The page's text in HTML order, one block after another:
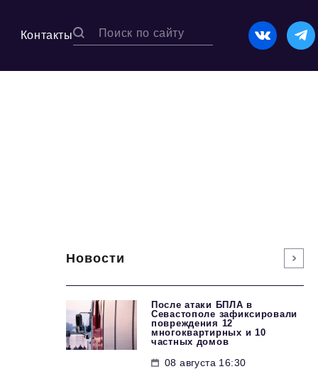
Контакты
Новости
После атаки БПЛА в
Севастополе зафиксировали
повреждения 12
многоквартирных и 10
частных домов
08 августа 16:30